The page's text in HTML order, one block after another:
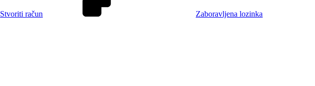
Stvoriti račun Zaboravljena lozinka